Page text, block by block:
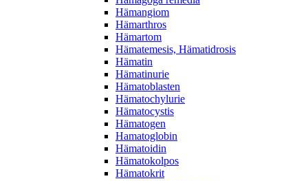
Hämangiom
Hämarthros
Hämartom
Hämatemesis, Hämatidrosis
Hämatin
Hämatinurie
Hämatoblasten
Hämatochylurie
Hämatocystis
Hämatogen
Hamatoglobin
Hämatoidin
Hämatokolpos
Hämatokrit